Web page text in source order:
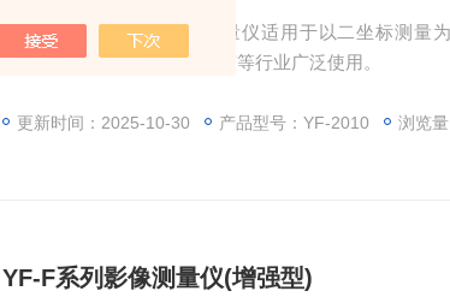
YF-2010二次元手动影像测量仪适用于以二坐标测量
子、仪表、五金、模具、塑胶等行业广泛使用。
更新时间：2025-10-30 产品型号：YF-2010 浏览
YF-F系列影像测量仪(增强型)